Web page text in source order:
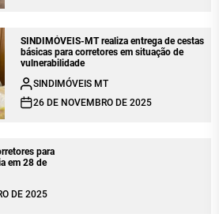
SINDIMÓVEIS-MT realiza entrega de cestas
básicas para corretores em situação de
vulnerabilidade
SINDIMÓVEIS MT
26 DE NOVEMBRO DE 2025
para
em 28 de
DE 2025